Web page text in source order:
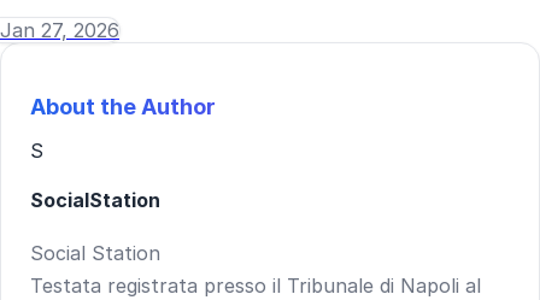
Jan 27, 2026
About the Author
S
SocialStation
Social Station
Testata registrata presso il Tribunale di Napoli al